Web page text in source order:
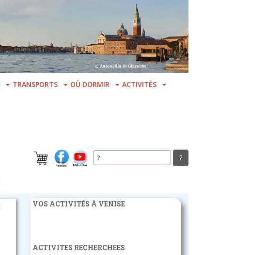
TRANSPORTS OÙ DORMIR ACTIVITÉS
VOS ACTIVITÉS À VENISE
ACTIVITES RECHERCHEES